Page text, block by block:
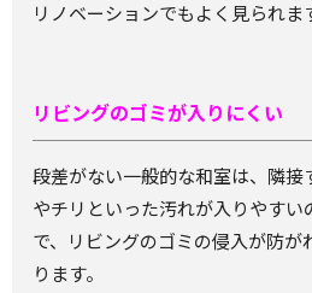
リノベーションでもよく見られま
リビングのゴミが入りにくい
段差がない一般的な和室は、隣接
やチリといった汚れが入りやす
で、
リビングのゴミの侵入が防が
ります。